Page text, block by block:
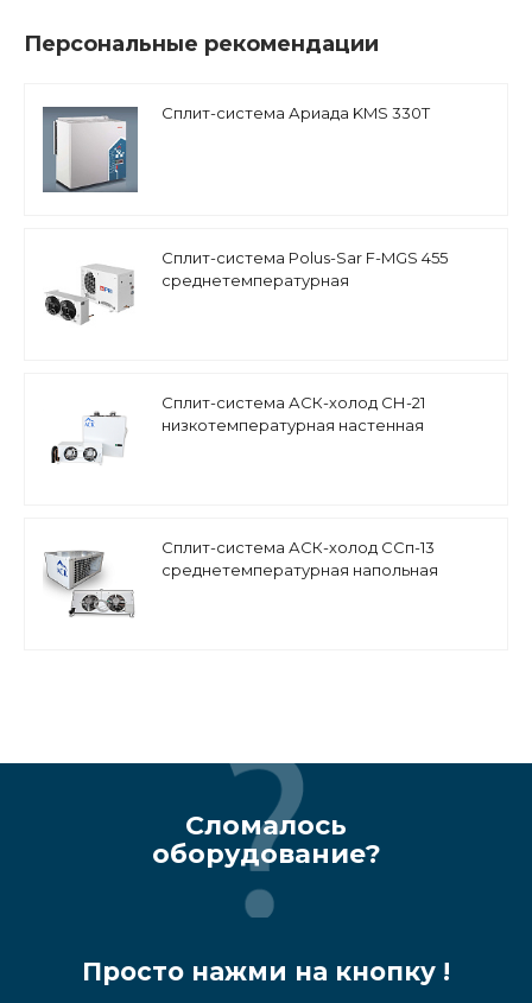
Персональные рекомендации
Сплит-система Ариада KMS 330T
Сплит-система Polus-Sar F-MGS 455
среднетемпературная
Сплит-система АСК-холод СН-21
низкотемпературная настенная
Сплит-система АСК-холод ССп-13
среднетемпературная напольная
Сломалось
оборудование?
Просто нажми на кнопку !